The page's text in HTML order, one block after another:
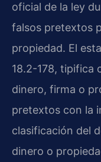
oficial de la ley
falsos pretextos
propiedad. El
18.2-178, tipifica
dinero, firma o
pretextos con la
clasificación del
dinero o